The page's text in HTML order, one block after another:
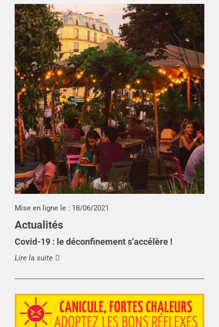
Mise en ligne le : 18/06/2021
Actualités
Covid-19 : le déconfinement s’accélère !
Lire la suite